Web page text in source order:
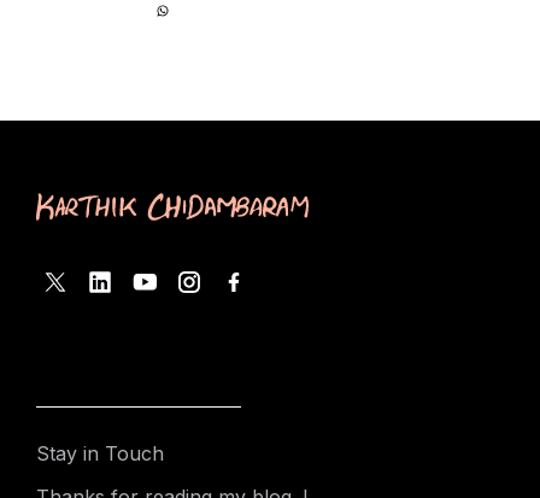
Stay in Touch